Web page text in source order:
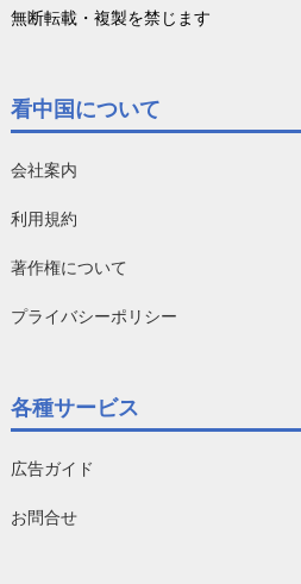
無断転載・複製を禁じます
看中国について
会社案内
利用規約
著作権について
プライバシーポリシー
各種サービス
広告ガイド
お問合せ